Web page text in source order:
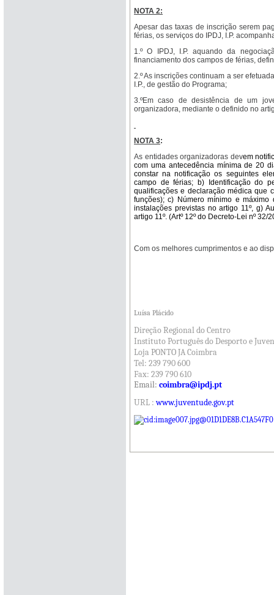
NOTA 2:
Apesar das taxas de inscrição serem
férias, os serviços do IPDJ, I.P.
1.º O IPDJ, I.P. aquando da
financiamento dos campos de férias,
2.º As inscrições continuam a ser
I.P., de gestão do Programa;
3.ºEm caso de desistência de um
organizadora, mediante o definido no
NOTA 3:
As entidades organizadoras devem
com uma antecedência mínima de 20
constar na notificação os seguintes
campo de férias; b) Identificação do
qualificações e declaração médica que
funções); c) Número mínimo e
instalações previstas no artigo 11º, g)
artigo 11º. (Artº 12º do Decreto-Lei nº 32/
Com os melhores cumprimentos e ao
Luísa Plácido
Direção Regional do Centro
Instituto Português do Desporto e
Loja PONTO JA Coimbra
Tel: 239 790 600
Fax: 239 790 610
Email: coimbra@ipdj.pt
URL : www.juventude.gov.pt